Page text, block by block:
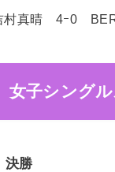
村真晴 4ｰ0
女子シングル
決勝